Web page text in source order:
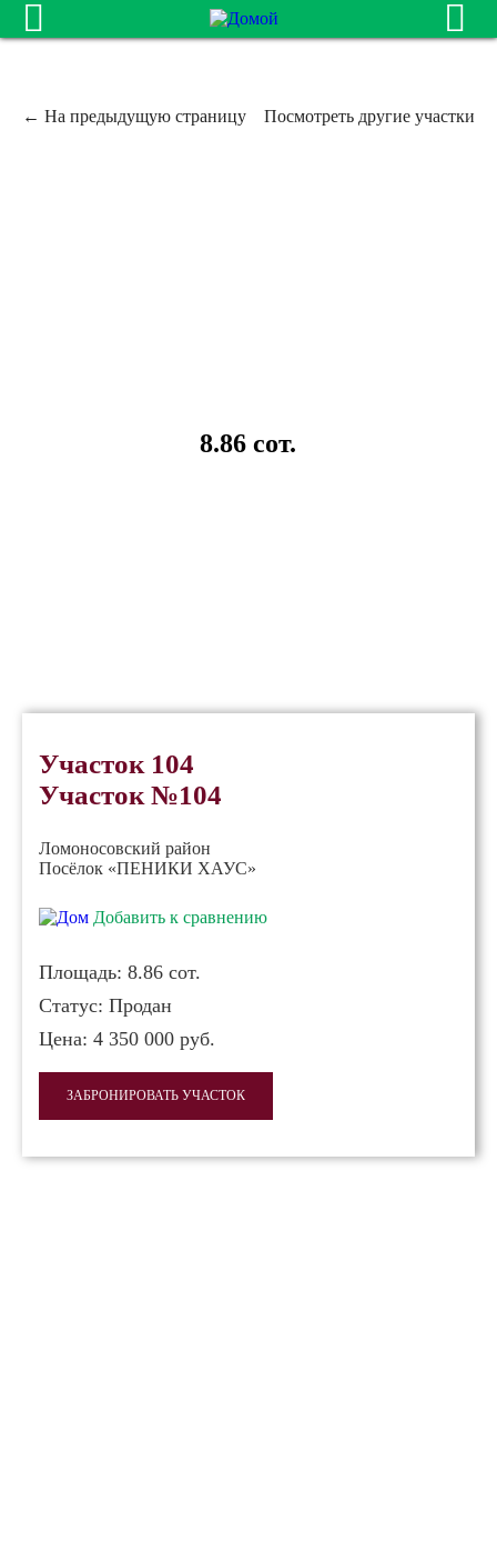
← На предыдущую страницу Посмотреть другие участки
8.86 сот.
Участок 104
Участок №104
Ломоносовский район
Посёлок «ПЕНИКИ ХАУС»
Добавить к сравнению
Площадь:8.86 сот.
Статус:Продан
Цена:4 350 000 руб.
ЗАБРОНИРОВАТЬ УЧАСТОК